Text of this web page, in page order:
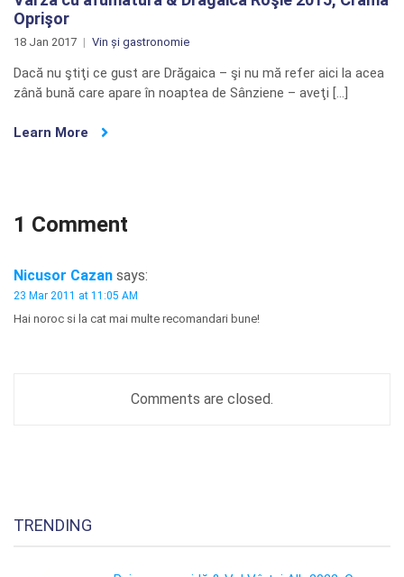
Oprişor
18 Jan 2017 Vin și gastronomie
Dacă nu ştiţi ce gust are Drăgaica – şi nu mă refer aici la acea
zână bună care apare în noaptea de Sânziene – aveţi […]
Learn More
1 Comment
Nicusor Cazan says:
23 Mar 2011 at 11:05 AM
Hai noroc si la cat mai multe recomandari bune!
Comments are closed.
TRENDING